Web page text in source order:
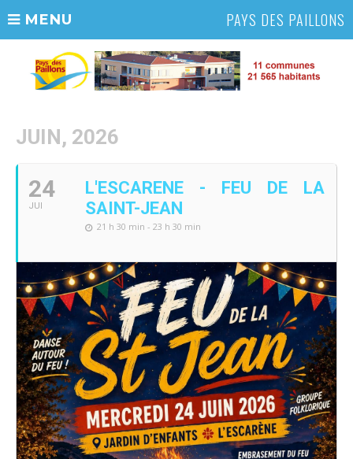
MENU PAYS DES PAILLONS
JUIN, 2026
24
JUI
L'ESCARENE - FEU DE LA
SAINT-JEAN
21 h 30 min - 23 h 30 min